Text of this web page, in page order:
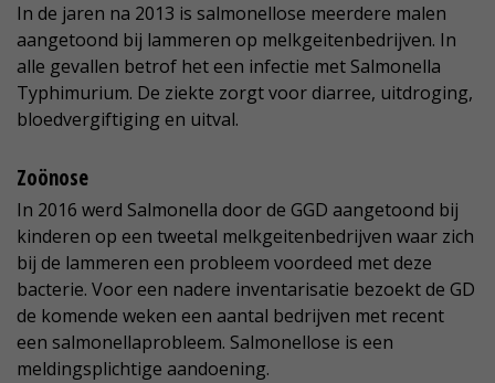
In de jaren na 2013 is salmonellose meerdere malen
aangetoond bij lammeren op melkgeitenbedrijven. In
alle gevallen betrof het een infectie met Salmonella
Typhimurium. De ziekte zorgt voor diarree, uitdroging,
bloedvergiftiging en uitval.
Zoönose
In 2016 werd Salmonella door de GGD aangetoond bij
kinderen op een tweetal melkgeitenbedrijven waar zich
bij de lammeren een probleem voordeed met deze
bacterie. Voor een nadere inventarisatie bezoekt de GD
de komende weken een aantal bedrijven met recent
een salmonellaprobleem. Salmonellose is een
meldingsplichtige aandoening.